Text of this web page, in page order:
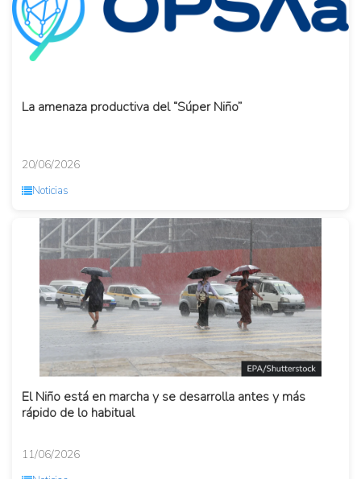
La amenaza productiva del “Súper Niño”
20/06/2026
Noticias
El Niño está en marcha y se desarrolla antes y más
rápido de lo habitual
11/06/2026